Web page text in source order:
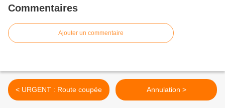
Commentaires
Ajouter un commentaire
< URGENT : Route coupée Annulation >